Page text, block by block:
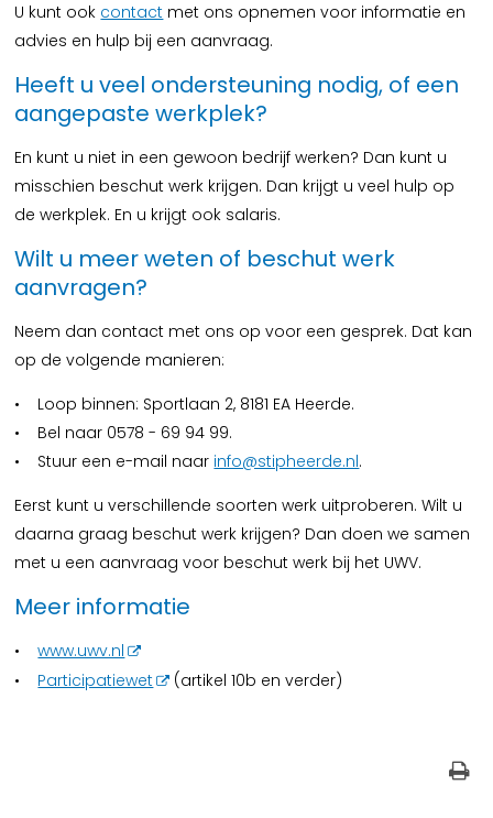
U kunt ook contact met ons opnemen voor informatie en
advies en hulp bij een aanvraag.
Heeft u veel ondersteuning nodig, of een
aangepaste werkplek?
En kunt u niet in een gewoon bedrijf werken? Dan kunt u
misschien beschut werk krijgen. Dan krijgt u veel hulp op
de werkplek. En u krijgt ook salaris.
Wilt u meer weten of beschut werk
aanvragen?
Neem dan contact met ons op voor een gesprek. Dat kan
op de volgende manieren:
• Loop binnen: Sportlaan 2, 8181 EA Heerde.
• Bel naar 0578 - 69 94 99.
• Stuur een e-mail naar info@stipheerde.nl.
Eerst kunt u verschillende soorten werk uitproberen. Wilt u
daarna graag beschut werk krijgen? Dan doen we samen
met u een aanvraag voor beschut werk bij het UWV.
Meer informatie
•www.uwv.nl
• Participatiewet (artikel 10b en verder)